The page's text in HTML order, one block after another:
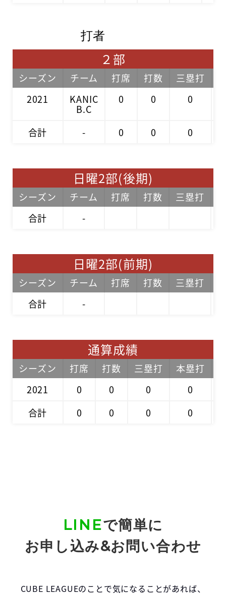
打者
２部
シーズン チーム 打席 打数 三塁打
2021
KANIC
B.C
0 0 0
合計 - 0 0 0
日曜2部(後期)
シーズン チーム 打席 打数 三塁打
合計
-
日曜2部(前期)
シーズン チーム 打席 打数 三塁打
合計
-
通算成績
シーズン 打席 打数 三塁打 本塁打
2021
0 0 0 0
合計
0 0 0 0
LINEで簡単に
お申し込み&お問い合わせ
CUBE LEAGUEのことで気になることがあれば、